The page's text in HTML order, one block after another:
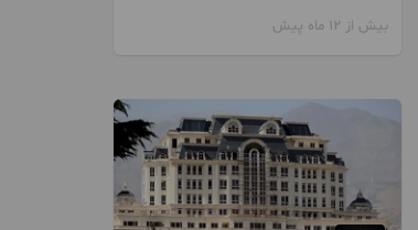
بیش از 12 ماه پیش